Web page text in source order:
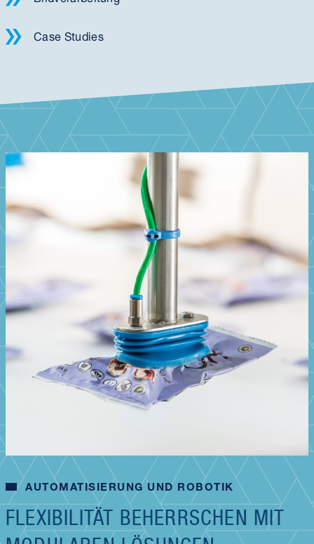
Case Studies
AUTOMATISIERUNG UND ROBOTIK
FLEXIBILITÄT BEHERRSCHEN MIT